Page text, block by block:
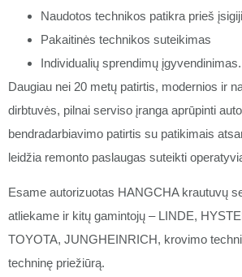
Naudotos technikos patikra prieš
Pakaitinės technikos suteikimas
Individualių sprendimų įgyvendinimas.
Daugiau nei 20 metų patirtis, modernios ir
dirbtuvės, pilnai serviso įranga aprūpinti
bendradarbiavimo patirtis su patikimais
leidžia remonto paslaugas suteikti
Esame autorizuotas HANGCHA krautuvų
atliekame ir kitų gamintojų – LINDE,
TOYOTA, JUNGHEINRICH, krovimo
techninę priežiūrą.